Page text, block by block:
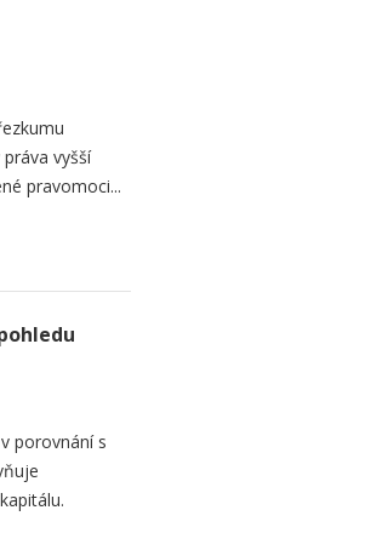
vyšší
pravomoci...
porovnání s